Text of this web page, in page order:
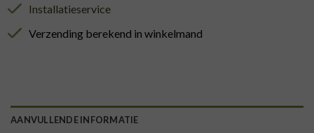
Installatieservice
Verzending berekend in winkelmand
AANVULLENDE INFORMATIE